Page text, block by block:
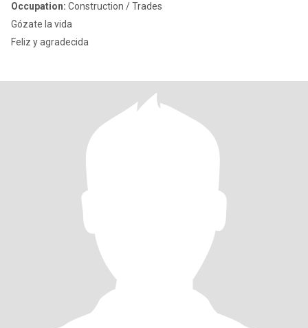
Occupation: Construction / Trades
Gózate la vida
Feliz y agradecida